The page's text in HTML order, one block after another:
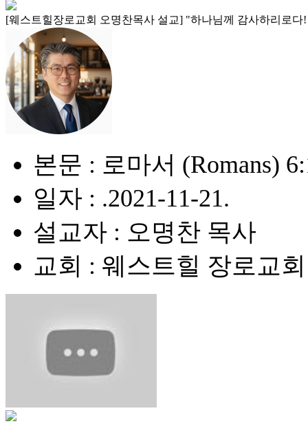
[웨스트힐장로교회 오명찬목사 설교] "하나님께 감사하리로다!
본문 : 로마서 (Romans)
일자 : .2021-11-21.
설교자 : 오명찬 목사
교회 : 웨스트힐 장로교회